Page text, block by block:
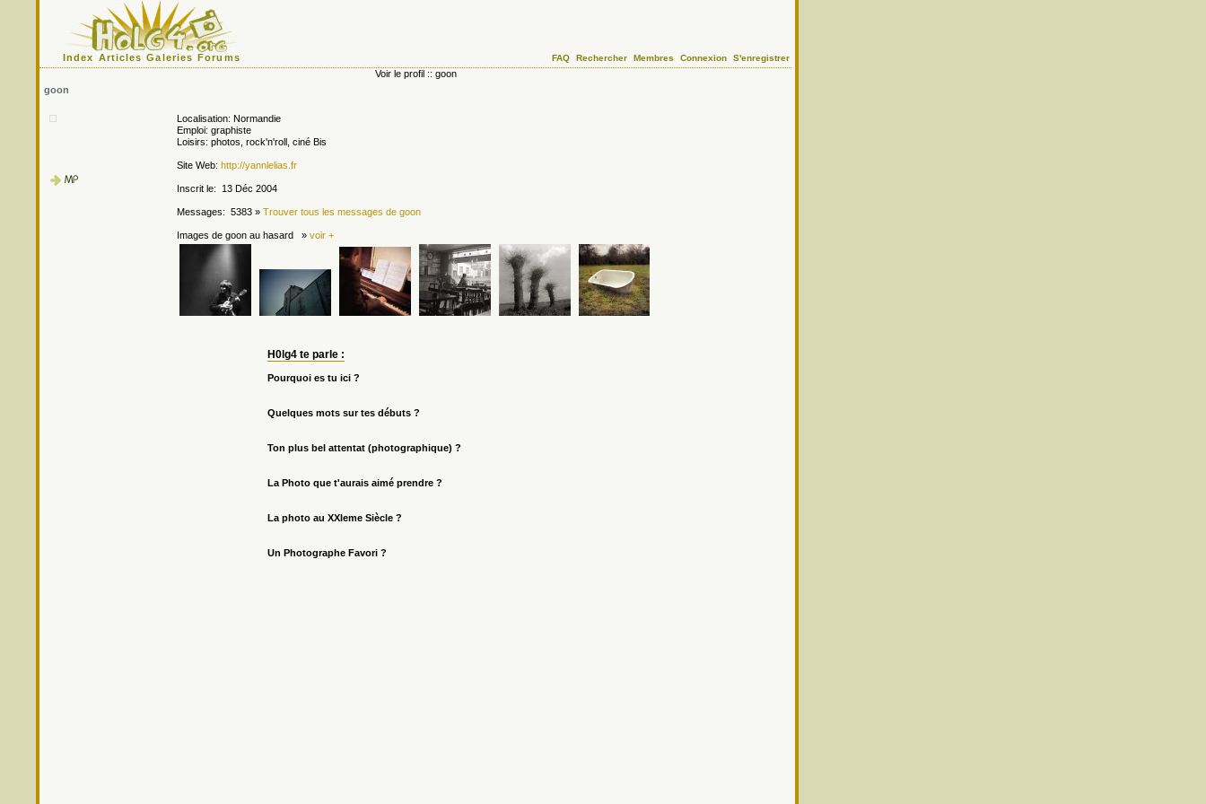
Index Articles Galeries Forums FAQ Rechercher Membres Connexion S'enregistrer
Voir le profil :: goon
goon
Localisation: Normandie
Emploi: graphiste
Loisirs: photos, rock'n'roll, ciné Bis
Site Web: http://yannlelias.fr
Inscrit le: 13 Déc 2004
Messages: 5383 » Trouver tous les messages de goon
Images de goon au hasard » voir +
H0lg4 te parle :
Pourquoi es tu ici ?
Quelques mots sur tes débuts ?
Ton plus bel attentat (photographique) ?
La Photo que t'aurais aimé prendre ?
La photo au XXIeme Siècle ?
Un Photographe Favori ?